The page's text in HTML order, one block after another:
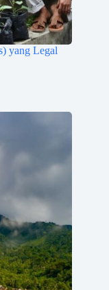
yang Legal